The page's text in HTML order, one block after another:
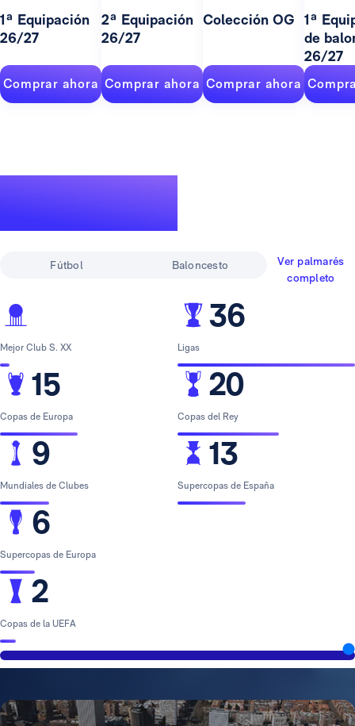
1ª Equipación
26/27
Comprar ahora
2ª Equipación
26/27
Comprar ahora
Colección OG
Comprar ahora
1ª
de
26/27
Fútbol Baloncesto
Ver palmarés
completo
Mejor Club S. XX
15
Copas de Europa
9
Mundiales de Clubes
6
Supercopas de Europa
2
Copas de la UEFA
36
Ligas
20
Copas del Rey
13
Supercopas de España